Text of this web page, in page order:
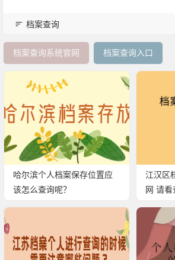
档案查询
档案查询系统官网 档案查询入口
哈尔滨个人档案保存位置应
该怎么查询呢？
江汉区
网 请